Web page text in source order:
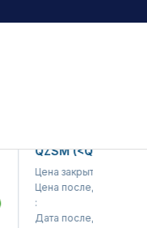
QZSM
Цена закрытия :
Цена последний сделки
Дата последней сделки